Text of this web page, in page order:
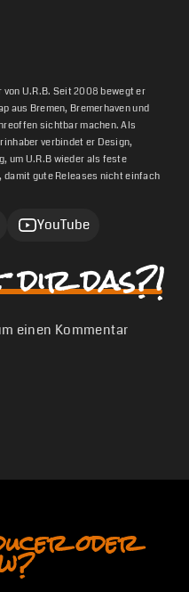
U.R.B. Seit 2008 bewegt er
aus Bremen, Bremerhaven und
sichtbar machen. Als
verbindet er Design,
um U.R.B wieder als feste
damit gute Releases nicht einfach
YouTube
dir das?!
einen Kommentar
oder